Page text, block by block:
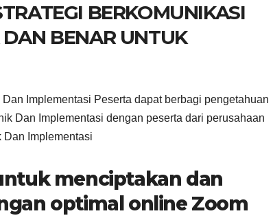
BERKOMUNIKASI
BENAR UNTUK
Implementasi Peserta dapat berbagi pengetahuan
Dan Implementasi dengan peserta dari perusahaan
Dan Implementasi
menciptakan dan
optimal online Zoom